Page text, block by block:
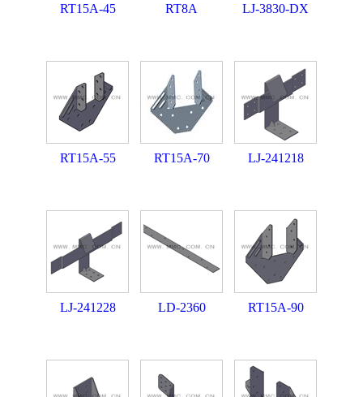
RT15A-45 RT8A LJ-3830-DX
RT15A-55 RT15A-70 LJ-241218
LJ-241228 LD-2360 RT15A-90